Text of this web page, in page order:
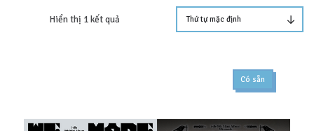
Hiển thị 1 kết quả Thứ tự mặc định
Có sẵn